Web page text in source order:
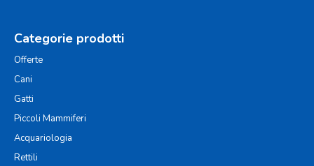
Categorie prodotti
Offerte
Cani
Gatti
Piccoli Mammiferi
Acquariologia
Rettili